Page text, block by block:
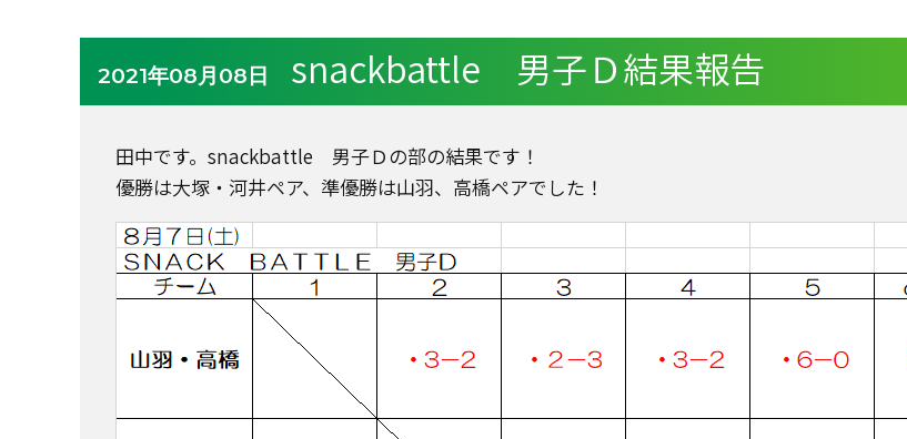
2021年08月08日 snackbattle 男子Ｄ結果報告
田中です。snackbattle 男子Ｄの部の結果です！
優勝は大塚・河井ペア、準優勝は山羽、高橋ペアでした！